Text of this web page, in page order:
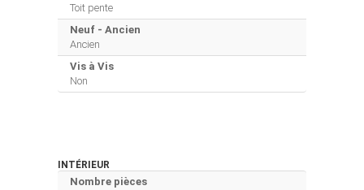
Toit pente
Neuf - Ancien
Ancien
Vis à Vis
Non
INTÉRIEUR
Nombre pièces